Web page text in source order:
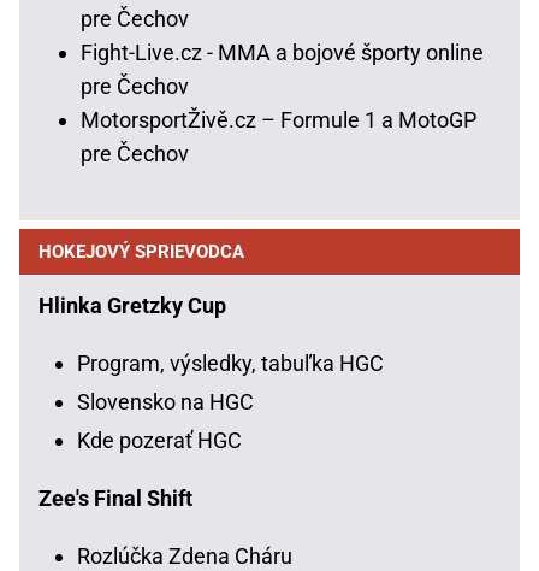
pre Čechov
Fight-Live.cz - MMA a bojové športy online
pre Čechov
MotorsportŽivě.cz – Formule 1 a MotoGP
pre Čechov
HOKEJOVÝ SPRIEVODCA
Hlinka Gretzky Cup
Program, výsledky, tabuľka HGC
Slovensko na HGC
Kde pozerať HGC
Zee's Final Shift
Rozlúčka Zdena Cháru